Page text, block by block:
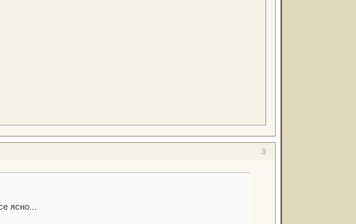
3
ясно...